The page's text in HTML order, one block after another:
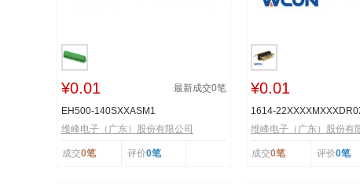
¥0.01 最新成交0笔
EH500-140SXXASM1
维峰电子（广东）股份有限公司
成交0笔 评价0笔
¥0.01
1614-
维峰电子（广东）股份有
成交0笔 评价0笔